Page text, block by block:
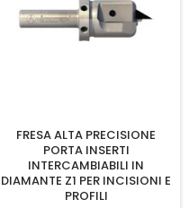
FRESA ALTA PRECISIONE
PORTA INSERTI
INTERCAMBIABILI IN
DIAMANTE Z1 PER INCISIONI E
PROFILI